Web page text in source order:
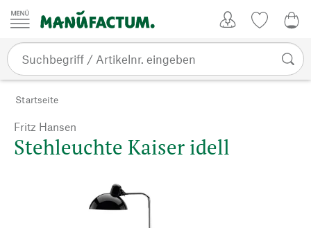
Zum Inhalt springen
Startseite
Fritz Hansen
Stehleuchte Kaiser idell